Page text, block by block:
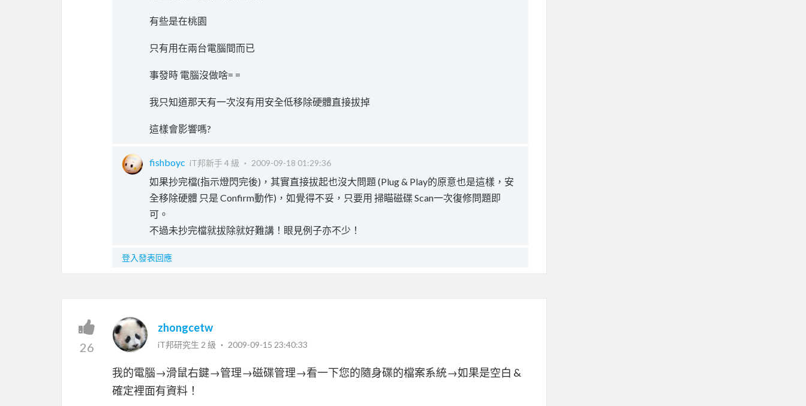
有些是在桃園
只有用在兩台電腦間而已
事發時 電腦沒做啥= =
我只知道那天有一次沒有用安全低移除硬體直接拔掉
這樣會影響嗎?
fishboyc iT邦新手 4 級 ‧ 2009-09-18 01:29:36
如果抄完檔(指示燈閃完後)，其實直接拔起也沒大問題 (Plug & Play的原意也是這樣，安
全移除硬體 只是 Confirm動作)，如覺得不妥，只要用 掃瞄磁碟 Scan一次復修問題即
可。
不過未抄完檔就拔除就好難講！眼見例子亦不少！
登入發表回應
26
zhongcetw
iT邦研究生 2 級 ‧ 2009-09-15 23:40:33
我的電腦→滑鼠右鍵→管理→磁碟管理→看一下您的隨身碟的檔案系統→如果是空白 &
確定裡面有資料！